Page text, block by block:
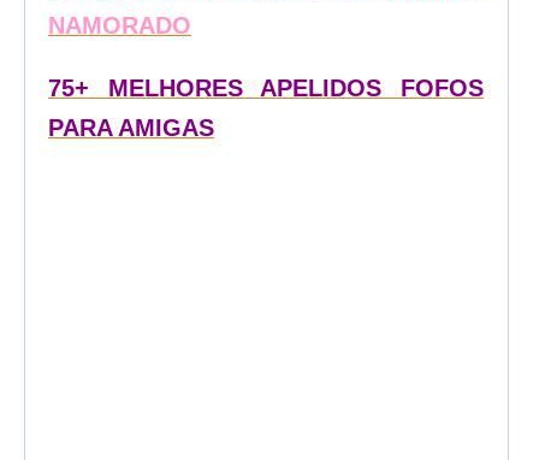
NAMORADO
75+ MELHORES APELIDOS FOFOS
PARA AMIGAS